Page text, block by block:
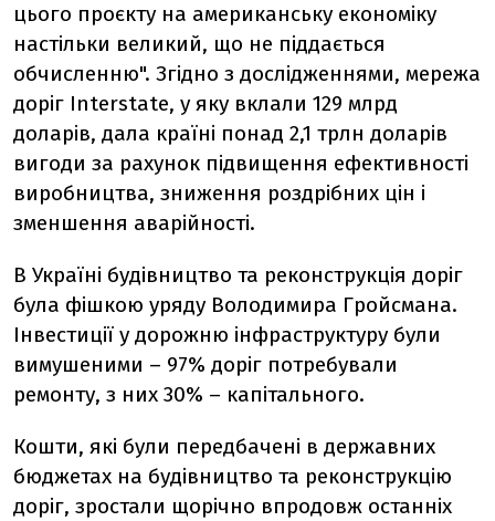
цього проєкту на американську економіку
настільки великий, що не піддається
обчисленню". Згідно з дослідженнями, мережа
доріг Interstate, у яку вклали 129 млрд
доларів, дала країні понад 2,1 трлн доларів
вигоди за рахунок підвищення ефективності
виробництва, зниження роздрібних цін і
зменшення аварійності.
В Україні будівництво та реконструкція доріг
була фішкою уряду Володимира Гройсмана.
Інвестиції у дорожню інфраструктуру були
вимушеними – 97% доріг потребували
ремонту, з них 30% – капітального.
Кошти, які були передбачені в державних
бюджетах на будівництво та реконструкцію
доріг, зростали щорічно впродовж останніх